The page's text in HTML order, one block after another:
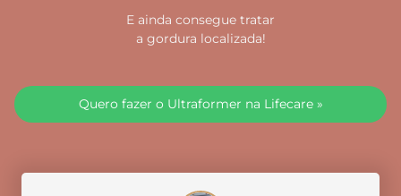
E ainda consegue tratar
a gordura localizada!
Quero fazer o Ultraformer na Lifecare »